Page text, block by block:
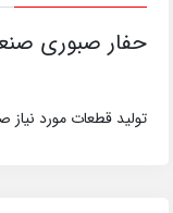
حفار صبوری
تولید قطعات مورد نیاز